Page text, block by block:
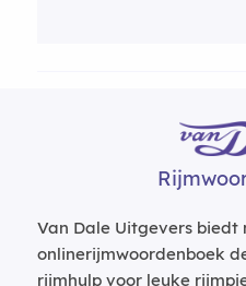
Van Dale Uitgevers
onlinerijmwoordenboek
rijmhulp voor leuke